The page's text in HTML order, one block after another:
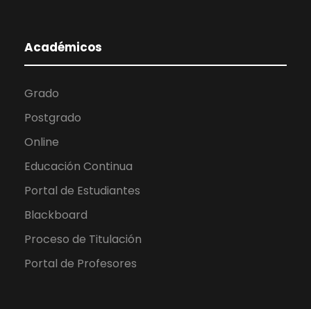
Académicos
Grado
Postgrado
Online
Educación Continua
Portal de Estudiantes
Blackboard
Proceso de Titulación
Portal de Profesores